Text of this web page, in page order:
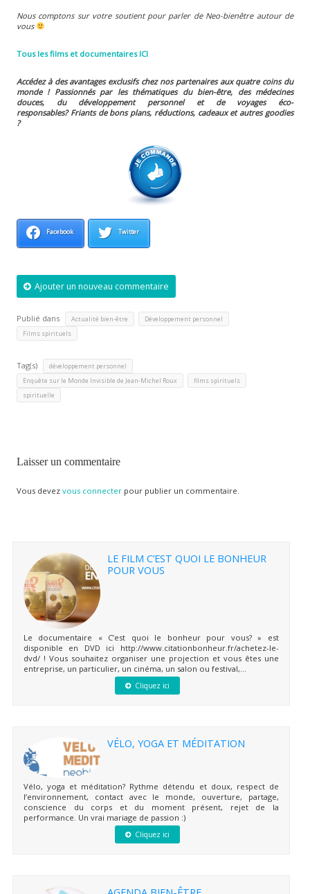
Nous comptons sur votre soutient pour parler de Neo-bienêtre autour de
vous
Tous les films et documentaires ICI
Accédez à des avantages exclusifs chez nos partenaires aux quatre coins du
monde ! Passionnés par les thématiques du bien-être, des médecines
douces, du développement personnel et de voyages éco-
responsables? Friants de bons plans, réductions, cadeaux et autres goodies
?
Facebook Twitter
Ajouter un nouveau commentaire
Publié dans Actualité bien-être Développement personnel
Films spirituels
Tag(s) développement personnel
Enquête sur le Monde Invisible de Jean-Michel Roux films spirituels
spirituelle
Laisser un commentaire
Vous devez vous connecterpour publier un commentaire.
LE FILM C’EST QUOI LE BONHEUR
POUR VOUS
Le documentaire « C’est quoi le bonheur pour vous? » est
disponible en DVD ici http://www.citationbonheur.fr/achetez-le-
dvd/ ! Vous souhaitez organiser une projection et vous êtes une
entreprise, un particulier, un cinéma, un salon ou festival,...
Cliquez ici
VÉLO, YOGA ET MÉDITATION
Vélo, yoga et méditation? Rythme détendu et doux, respect de
l’environnement, contact avec le monde, ouverture, partage,
conscience du corps et du moment présent, rejet de la
performance. Un vrai mariage de passion :)
Cliquez ici